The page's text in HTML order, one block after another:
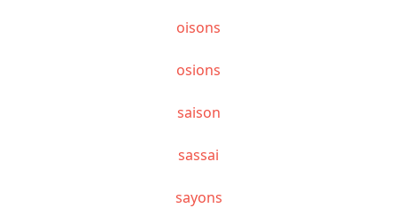
oisons
osions
saison
sassai
sayons